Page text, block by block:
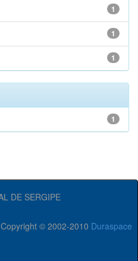
1
1
1
1
DE SERGIPE
Copyright © 2002-2010 Duraspace